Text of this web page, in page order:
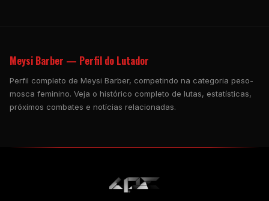
Meysi Barber — Perfil do Lutador
Perfil completo de Meysi Barber, competindo na categoria peso-
mosca feminino. Veja o histórico completo de lutas, estatísticas,
próximos combates e notícias relacionadas.